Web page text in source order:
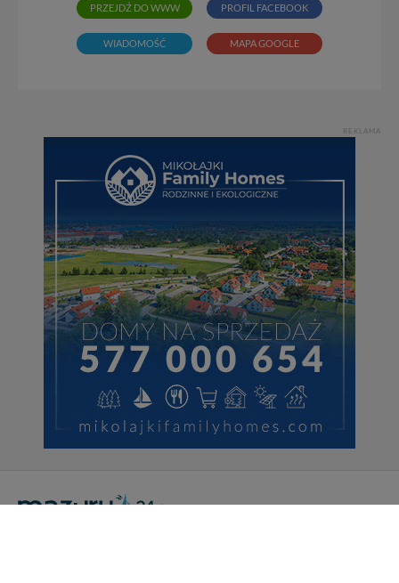
PRZEJDŹ DO WWW PROFIL FACEBOOK
WIADOMOŚĆ MAPA GOOGLE
REKLAMA